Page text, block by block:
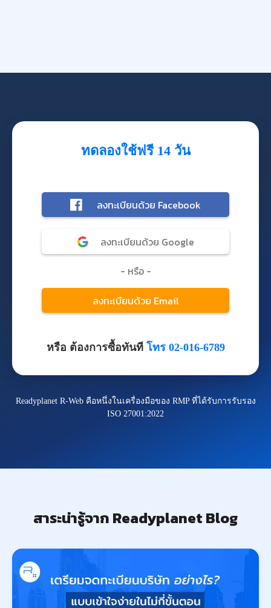
ทดลองใช้ฟรี 14 วัน
หรือ ต้องการซื้อทันที โทร 02-016-6789
Readyplanet R-Web คือหนึ่งในเครื่องมือของ RMP ที่ได้รับการรับรอง
ISO 27001:2022
สาระน่ารู้จาก Readyplanet Blog